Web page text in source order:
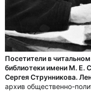
Посетители в
библиотеки имени М. Е.
Сергея Струнникова.
архив общественно-